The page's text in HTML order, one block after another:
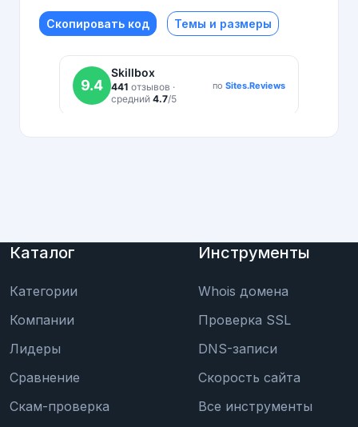
Скопировать код Темы и размеры
Каталог
Категории
Компании
Лидеры
Сравнение
Скам-проверка
Инструменты
Whois домена
Проверка SSL
DNS-записи
Скорость сайта
Все инструменты